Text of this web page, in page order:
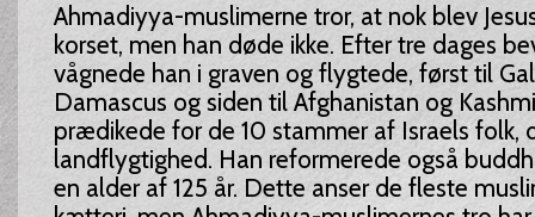
Ahmadiyya-muslimerne tror, at nok blev
korset, men han døde ikke. Efter tre dages
vågnede han i graven og flygtede, først til
Damascus og siden til Afghanistan og
prædikede for de 10 stammer af Israels folk,
landflygtighed. Han reformerede også
en alder af 125 år. Dette anser de fleste